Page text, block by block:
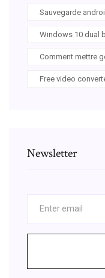
Sauvegarde
Windows 10 dual
Comment mettre
Free video
Newsletter